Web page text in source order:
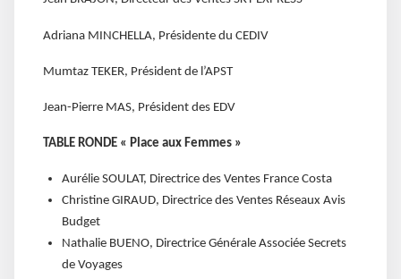
Adriana MINCHELLA, Présidente du CEDIV
Mumtaz TEKER, Président de l’APST
Jean-Pierre MAS, Président des EDV
TABLE RONDE « Place aux Femmes »
Aurélie SOULAT, Directrice des Ventes France Costa
Christine GIRAUD, Directrice des Ventes Réseaux Avis
Budget
Nathalie BUENO, Directrice Générale Associée Secrets
de Voyages